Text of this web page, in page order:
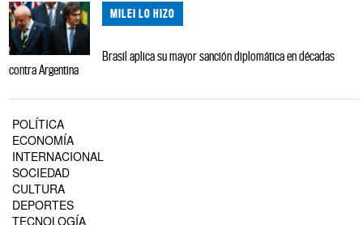
MILEI LO HIZO
Brasil aplica su mayor sanción diplomática en décadas
contra Argentina
POLÍTICA
ECONOMÍA
INTERNACIONAL
SOCIEDAD
CULTURA
DEPORTES
TECNOLOGÍA